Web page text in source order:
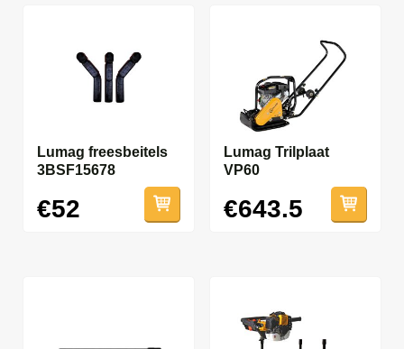
Lumag freesbeitels
3BSF15678
€52
Lumag Trilplaat
VP60
€643.5